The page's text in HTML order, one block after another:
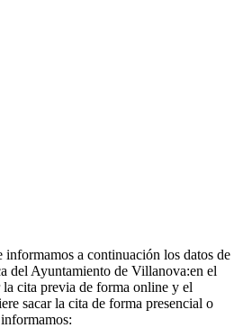
informamos a continuación los datos de
del Ayuntamiento de Villanova:en el
cita previa de forma online y el
sacar la cita de forma presencial o